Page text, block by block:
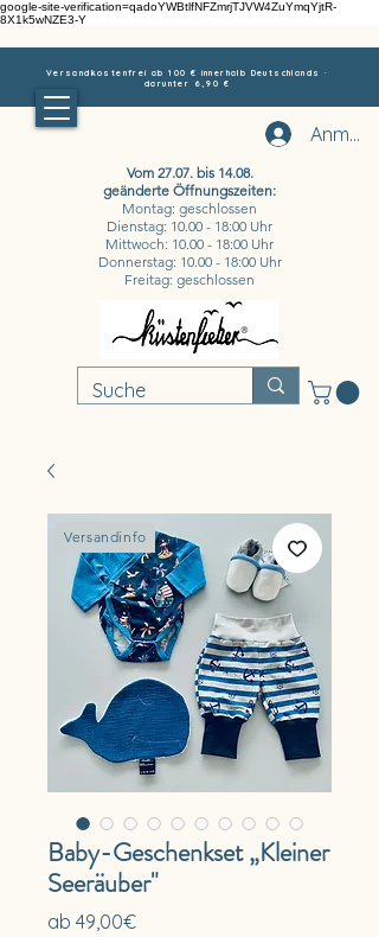
google-site-verification=qadoYWBtlfNFZmrjTJVW4ZuYmqYjtR-
8X1k5wNZE3-Y
Versandkostenfrei ab 100 € innerhalb Deutschlands ·
darunter 6,90 €
Vom 27.07. bis 14.08.
geänderte Öffnungszeiten:
Montag: geschlossen
Dienstag: 10.00 - 18:00 Uhr
Mittwoch: 10.00 - 18:00 Uhr
Donnerstag: 10.00 - 18:00 Uhr
Freitag: geschlossen
Baby-Geschenkset „Kleiner
Seeräuber"
ab 49,00€Sale-
Versandinfo